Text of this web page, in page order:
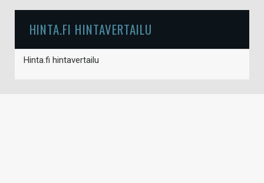
HINTA.FI HINTAVERTAILU
Hinta.fi hintavertailu